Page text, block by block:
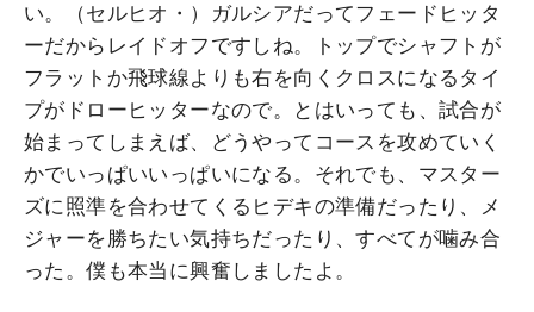
い。（セルヒオ・）ガルシアだってフェードヒッタ
ーだからレイドオフですしね。トップでシャフトが
フラットか飛球線よりも右を向くクロスになるタイ
プがドローヒッターなので。とはいっても、試合が
始まってしまえば、どうやってコースを攻めていく
かでいっぱいいっぱいになる。それでも、マスター
ズに照準を合わせてくるヒデキの準備だったり、メ
ジャーを勝ちたい気持ちだったり、すべてが噛み合
った。僕も本当に興奮しましたよ。